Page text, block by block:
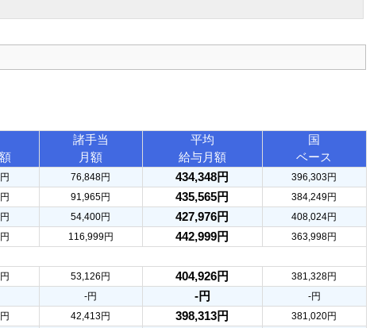
諸手当
月額
平均
給与月額
国
ベース
76,848円 434,348円 396,303円
91,965円 435,565円 384,249円
54,400円 427,976円 408,024円
116,999円 442,999円 363,998円
53,126円 404,926円
381,328円
-円 -円
-円
42,413円 398,313円
381,020円